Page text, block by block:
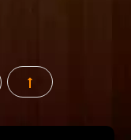
Par